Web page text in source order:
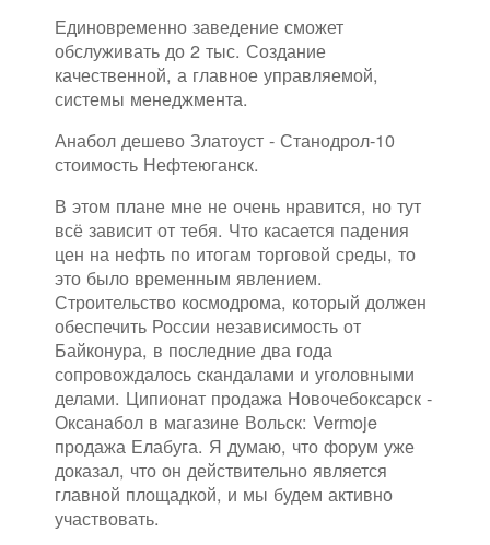
Единовременно заведение сможет
обслуживать до 2 тыс. Создание
качественной, а главное управляемой,
системы менеджмента.
Анабол дешево Златоуст - Станодрол-10
стоимость Нефтеюганск.
В этом плане мне не очень нравится, но тут
всё зависит от тебя. Что касается падения
цен на нефть по итогам торговой среды, то
это было временным явлением.
Строительство космодрома, который должен
обеспечить России независимость от
Байконура, в последние два года
сопровождалось скандалами и уголовными
делами. Ципионат продажа Новочебоксарск -
Оксанабол в магазине Вольск: Vermoje
продажа Елабуга. Я думаю, что форум уже
доказал, что он действительно является
главной площадкой, и мы будем активно
участвовать.